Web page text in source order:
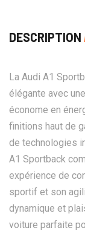
DESCRIPTION
La Audi A1
élégante avec
économe en
finitions haut de
de technologies
A1 Sportback
expérience de
sportif et son
dynamique et
voiture parfaite